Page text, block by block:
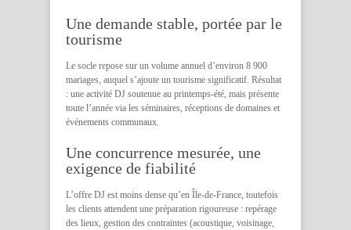
Une demande stable, portée par le
tourisme
Le socle repose sur un volume annuel d’environ 8 900
mariages, auquel s’ajoute un tourisme significatif. Résultat
: une activité DJ soutenue au printemps-été, mais présente
toute l’année via les séminaires, réceptions de domaines et
événements communaux.
Une concurrence mesurée, une
exigence de fiabilité
L’offre DJ est moins dense qu’en Île-de-France, toutefois
les clients attendent une préparation rigoureuse : repérage
des lieux, gestion des contraintes (acoustique, voisinage,